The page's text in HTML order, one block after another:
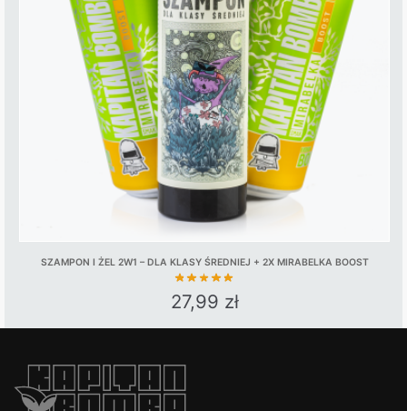
SZAMPON I ŻEL 2W1 – DLA KLASY ŚREDNIEJ + 2X MIRABELKA BOOST
27,99 zł